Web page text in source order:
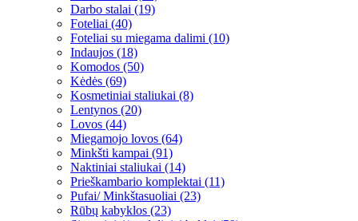
Darbo stalai (19)
Foteliai (40)
Foteliai su miegama dalimi (10)
Indaujos (18)
Komodos (50)
Kėdės (69)
Kosmetiniai staliukai (8)
Lentynos (20)
Lovos (44)
Miegamojo lovos (64)
Minkšti kampai (91)
Naktiniai staliukai (14)
Prieškambario komplektai (11)
Pufai/ Minkštasuoliai (23)
Rūbų kabyklos (23)